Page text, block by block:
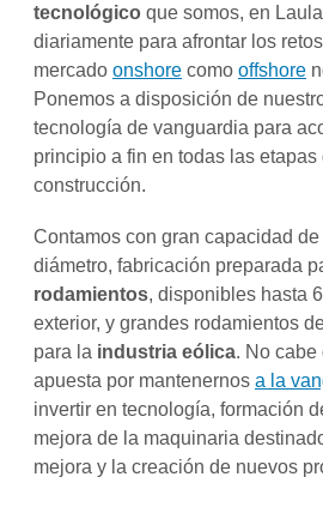
tecnológico que somos, en
diariamente para afrontar los
mercado onshore como offshore
Ponemos a disposición de
tecnología de vanguardia para
principio a fin en todas las
construcción.
Contamos con gran capacidad de
diámetro, fabricación preparada
rodamientos, disponibles hasta
exterior, y grandes rodamientos
para la industria eólica. No cabe
apuesta por mantenernos a la
invertir en tecnología, formación
mejora de la maquinaria
mejora y la creación de nuevos